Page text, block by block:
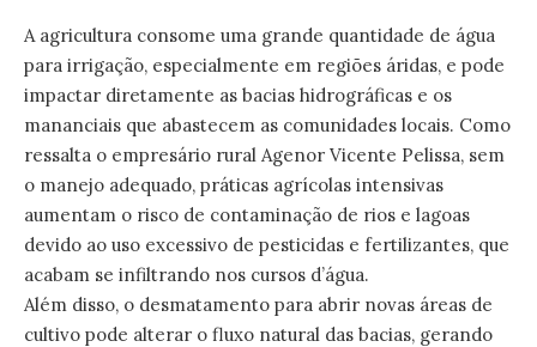
A agricultura consome uma grande quantidade de água
para irrigação, especialmente em regiões áridas, e pode
impactar diretamente as bacias hidrográficas e os
mananciais que abastecem as comunidades locais. Como
ressalta o empresário rural Agenor Vicente Pelissa, sem
o manejo adequado, práticas agrícolas intensivas
aumentam o risco de contaminação de rios e lagoas
devido ao uso excessivo de pesticidas e fertilizantes, que
acabam se infiltrando nos cursos d’água.
Além disso, o desmatamento para abrir novas áreas de
cultivo pode alterar o fluxo natural das bacias, gerando